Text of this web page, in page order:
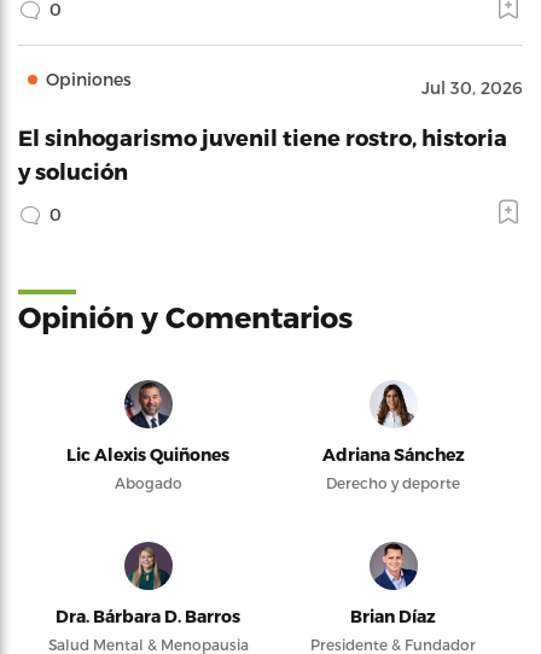
0
Opiniones Jul 30, 2026
El sinhogarismo juvenil tiene rostro, historia
y solución
0
Opinión y Comentarios
Lic Alexis Quiñones
Abogado
Adriana Sánchez
Derecho y deporte
Dra. Bárbara D. Barros
Salud Mental & Menopausia
Brian Díaz
Presidente & Fundador